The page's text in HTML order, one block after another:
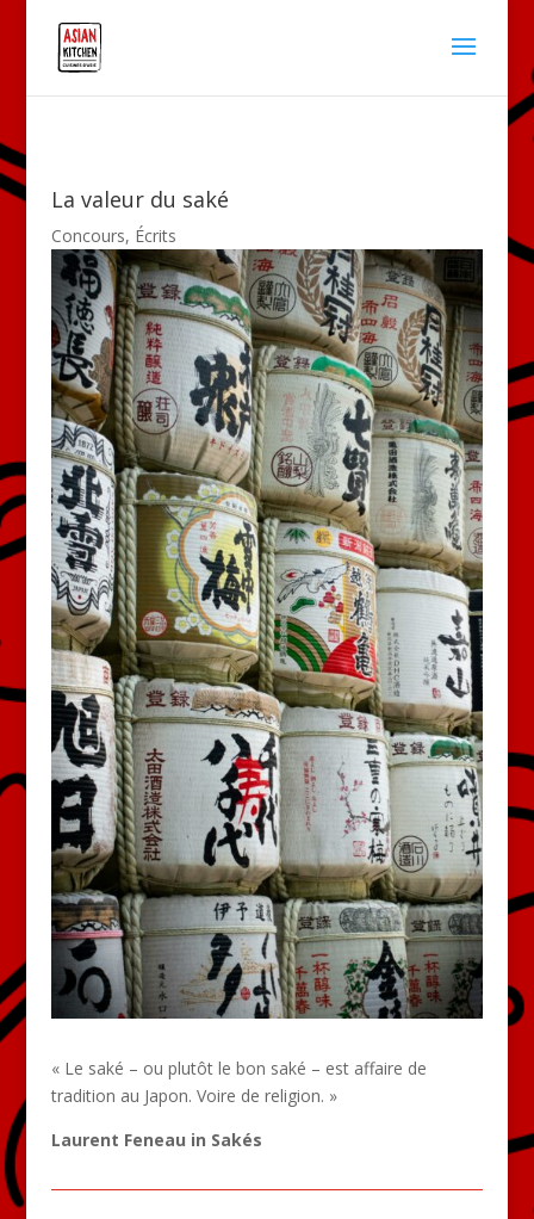
La valeur du saké
Concours, Écrits
« Le saké – ou plutôt le bon saké – est affaire de
tradition au Japon. Voire de religion. »
Laurent Feneau in Sakés